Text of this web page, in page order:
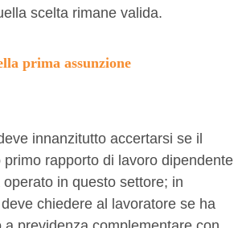
scelta rimane valida.
prima assunzione
innanzitutto accertarsi se il
primo rapporto di lavoro dipendente
in questo settore; in
chiedere al lavoratore se ha